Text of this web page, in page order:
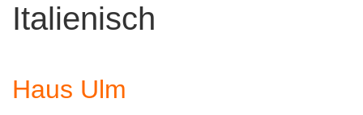
Italienisch
Haus Ulm